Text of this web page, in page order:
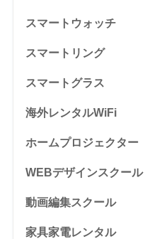
スマートウォッチ
スマートリング
スマートグラス
海外レンタルWiFi
ホームプロジェクター
WEBデザインスクール
動画編集スクール
家具家電レンタル